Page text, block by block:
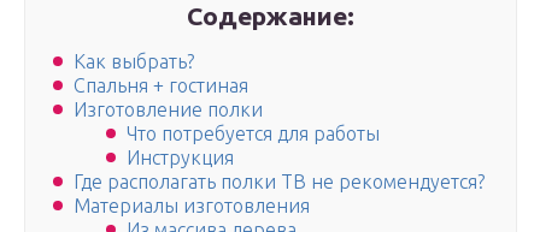
Содержание:
Как выбрать?
Спальня + гостиная
Изготовление полки
Что потребуется для работы
Инструкция
Где располагать полки ТВ не рекомендуется?
Материалы изготовления